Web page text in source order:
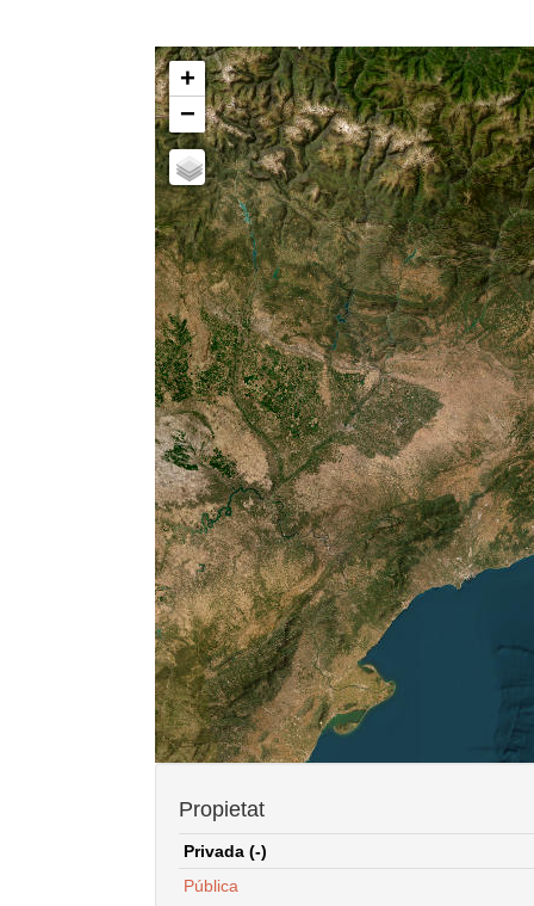
+
−
Propietat
Privada (-)
Pública